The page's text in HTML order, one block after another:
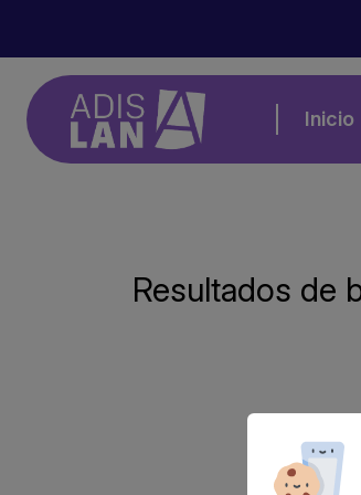
Inicio
Resultados de